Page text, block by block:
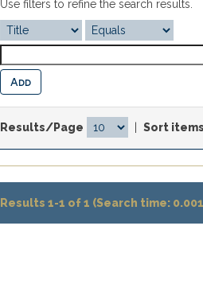
Use filters to refine the search results.
Results/Page Sort
Results 1-1 of 1 (Search time: